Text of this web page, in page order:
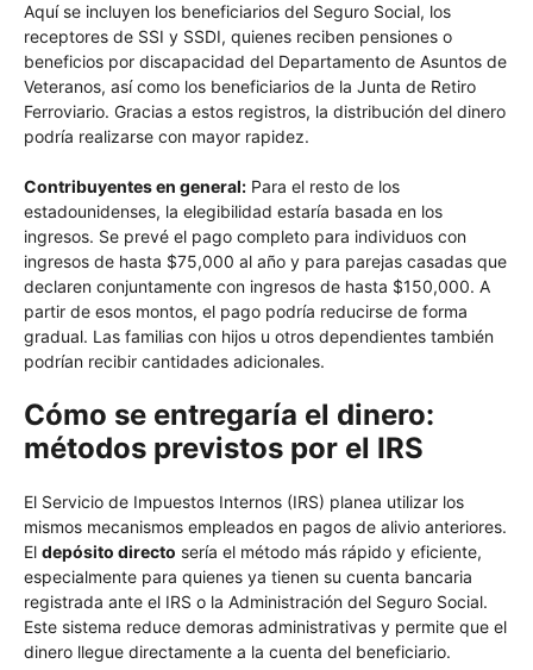
Aquí se incluyen los beneficiarios del Seguro Social, los
receptores de SSI y SSDI, quienes reciben pensiones o
beneficios por discapacidad del Departamento de Asuntos de
Veteranos, así como los beneficiarios de la Junta de Retiro
Ferroviario. Gracias a estos registros, la distribución del dinero
podría realizarse con mayor rapidez.
Contribuyentes en general: Para el resto de los
estadounidenses, la elegibilidad estaría basada en los
ingresos. Se prevé el pago completo para individuos con
ingresos de hasta $75,000 al año y para parejas casadas que
declaren conjuntamente con ingresos de hasta $150,000. A
partir de esos montos, el pago podría reducirse de forma
gradual. Las familias con hijos u otros dependientes también
podrían recibir cantidades adicionales.
Cómo se entregaría el dinero:
métodos previstos por el IRS
El Servicio de Impuestos Internos (IRS) planea utilizar los
mismos mecanismos empleados en pagos de alivio anteriores.
El depósito directo sería el método más rápido y eficiente,
especialmente para quienes ya tienen su cuenta bancaria
registrada ante el IRS o la Administración del Seguro Social.
Este sistema reduce demoras administrativas y permite que el
dinero llegue directamente a la cuenta del beneficiario.